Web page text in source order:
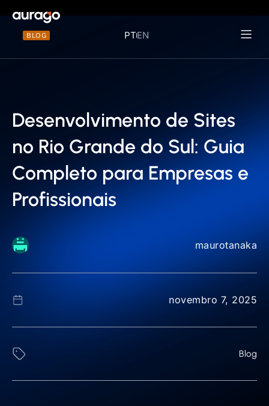
BLOG PTEN
Desenvolvimento de Sites
no Rio Grande do Sul: Guia
Completo para Empresas e
Profissionais
maurotanaka
novembro 7, 2025
Blog